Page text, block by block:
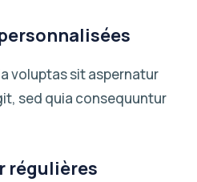
voluptas sit aspernatur
sed quia consequuntur
régulières